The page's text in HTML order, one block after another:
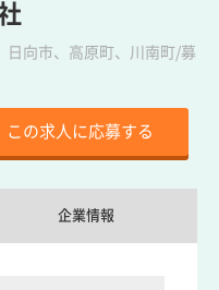
日向市、高原町、川南町/募
この求人に応募する
企業情報